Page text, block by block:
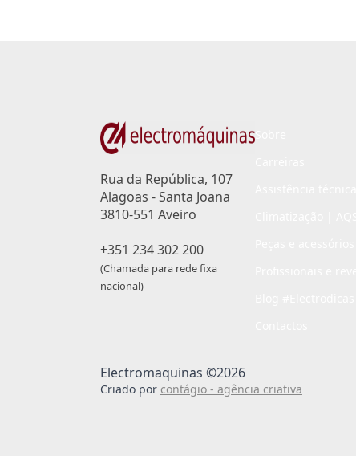
Rua da República, 107
Alagoas - Santa Joana
3810-551 Aveiro
+351 234 302 200
(Chamada para rede fixa
nacional)
Electromaquinas ©2026
Criado por contágio - agência criativa